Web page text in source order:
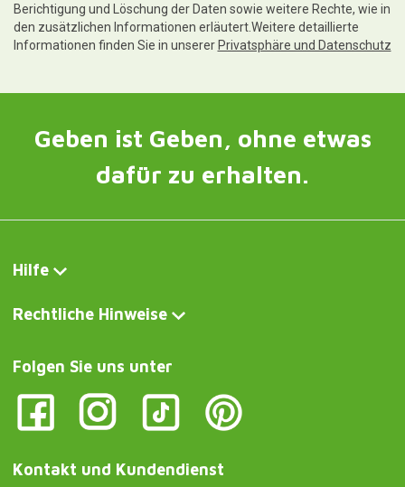
Berichtigung und Löschung der Daten sowie weitere Rechte, wie in
den zusätzlichen Informationen erläutert.Weitere detaillierte
Informationen finden Sie in unserer Privatsphäre und Datenschutz
Geben ist Geben, ohne etwas
dafür zu erhalten.
Hilfe
Rechtliche Hinweise
Folgen Sie uns unter
Kontakt und Kundendienst